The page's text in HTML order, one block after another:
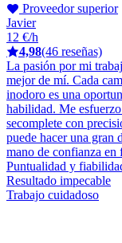
Proveedor superior
Javier
12 €/h
4,98(46 reseñas)
La pasión por mi
mejor de mí. Cada
inodoro es una
habilidad. Me
secomplete con
puede hacer una gran
mano de confianza en
Puntualidad y
Resultado impecable
Trabajo cuidadoso